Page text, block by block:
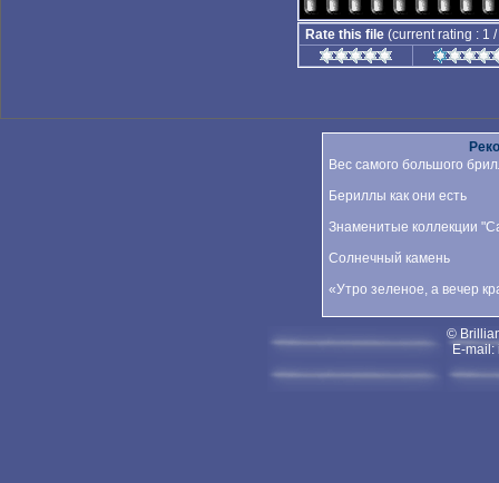
Rate this file (current rating : 1
Вес самого большого
Бериллы как они есть
Знаменитые коллекции
Солнечный камень
«Утро зеленое, а вечер
©
E-mail: